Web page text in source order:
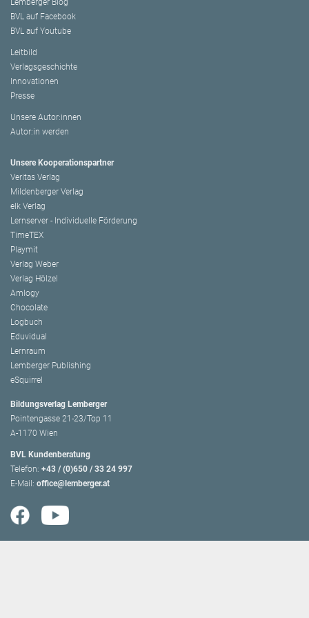
Lemberger Blog
BVL auf Facebook
BVL auf Youtube
Leitbild
Verlagsgeschichte
Innovationen
Presse
Unsere Autor:innen
Autor:in werden
Unsere Kooperationspartner
Veritas Verlag
Mildenberger Verlag
elk Verlag
Lernserver - Individuelle Förderung
TimeTEX
Playmit
Verlag Weber
Verlag Hölzel
Amlogy
Chocolate
Logbuch
Eduvidual
Lernraum
Lemberger Publishing
eSquirrel
Bildungsverlag Lemberger
Pointengasse 21-23/Top 11
A-1170 Wien
BVL Kundenberatung
Telefon: +43 / (0)650 / 33 24 997
E-Mail: office@lemberger.at